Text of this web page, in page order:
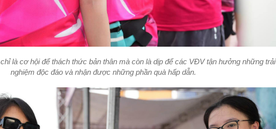
là cơ hội để thách thức bản thân mà còn là dịp để các VĐV tận hưởng những trải
nghiệm độc đáo và nhận được những phần quà hấp dẫn.